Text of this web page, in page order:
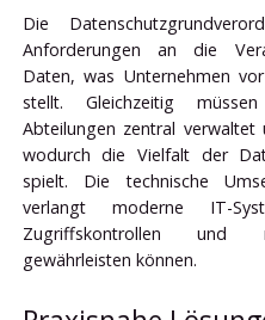
Die
Anforderungen an die
Daten, was Unternehmen
stellt. Gleichzeitig
Abteilungen zentral
wodurch die Vielfalt der
spielt. Die technische
verlangt moderne IT-
Zugriffskontrollen und
gewährleisten können.